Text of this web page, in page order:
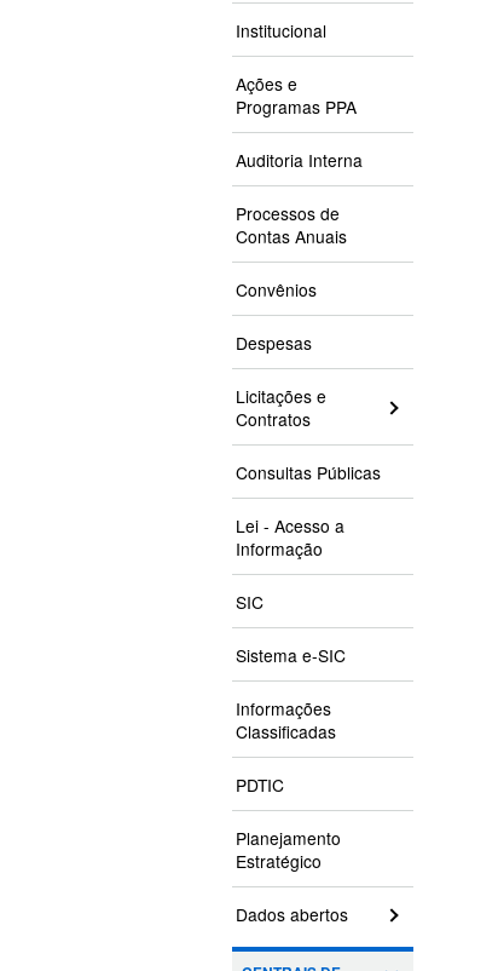
Institucional
Ações e
Programas PPA
Auditoria Interna
Processos de
Contas Anuais
Convênios
Despesas
Licitações e
Contratos
Consultas Públicas
Lei - Acesso a
Informação
SIC
Sistema e-SIC
Informações
Classificadas
PDTIC
Planejamento
Estratégico
Dados abertos